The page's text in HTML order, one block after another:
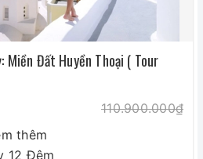
Miền Đất Huyền Thoại ( Tour
110.900.000₫
thêm
12 Đêm